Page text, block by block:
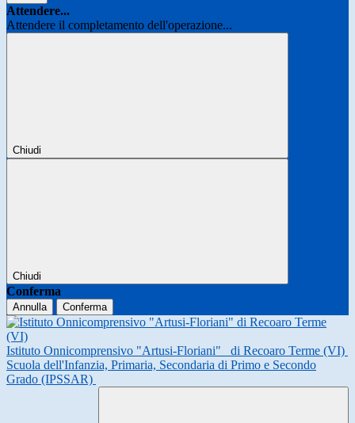
Attendere...
Attendere il completamento dell'operazione...
Chiudi
Chiudi
Conferma
Annulla Conferma
Istituto Onnicomprensivo "Artusi-Floriani"
di Recoaro Terme (VI)
Scuola dell'Infanzia, Primaria, Secondaria di Primo e Secondo
Grado (IPSSAR)